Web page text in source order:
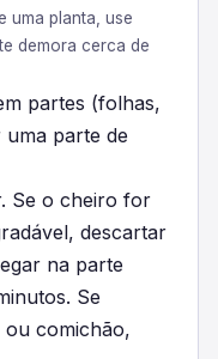
uma planta, use
demora cerca de
partes (folhas,
parte de
Se o cheiro for
descartar
na parte
Se
comichão,